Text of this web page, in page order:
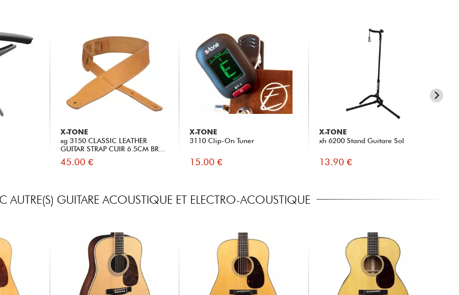
X-TONE
xg 3150 CLASSIC LEATHER
GUITAR STRAP CUIR 6.5CM BR...
45.00 €
X-TONE
3110 Clip-On Tuner
15.00 €
X-TONE
xh 6200 Stand Guitare Sol
13.90 €
AUTRE(S) GUITARE ACOUSTIQUE ET ELECTRO-ACOUSTIQUE